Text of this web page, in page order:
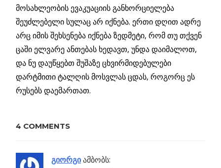
მოსახლეობის ევაკუაციის განხორციელება
შეუძლებელი სულაც არ იქნება. ერთი დღით ადრე
არც იმის შეხსენება იქნება ზედმეტი, რომ თუ თქვენ
ცაში ელვარე ანთებას ხედავთ, უნდა დაიმალოთ,
და ნუ დაუწყებთ შუშაზე ცხვირმიდებულები
დარტმითი ტალღის მოსვლას ცდას, როგორც ეს
რუსებს დაემართათ.
პოსტის
ნავიგაცია
Post:
როგორ
კოსმოსურ
4 COMMENTS
გიორგიამბობს: